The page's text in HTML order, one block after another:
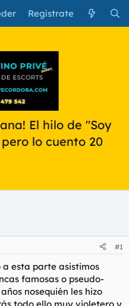
Regístrate
El hilo de "Soy
lo cuento 20
#1
a esta parte asistimos
famosas o pseudo-
nosequién les hizo
todo ello muy violetero y